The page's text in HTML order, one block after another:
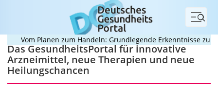
Menü
Vom Planen zum Handeln: Grundlegende Erkenntnisse zur
Das GesundheitsPortal für innovative
Arzneimittel, neue Therapien und neue
Heilungschancen